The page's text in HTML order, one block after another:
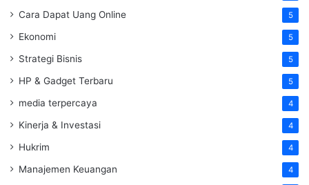
Cara Dapat Uang Online 5
Ekonomi 5
Strategi Bisnis 5
HP & Gadget Terbaru 5
media terpercaya 4
Kinerja & Investasi 4
Hukrim 4
Manajemen Keuangan 4